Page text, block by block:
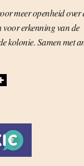
meer openheid over
erkenning van de
kolonie. Samen met